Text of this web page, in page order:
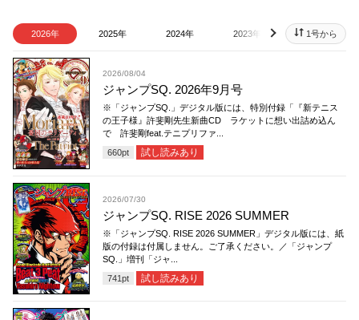
2026年 2025年 2024年 2023年 2022年
next 1号から
2026/08/04
ジャンプSQ. 2026年9月号
※「ジャンプSQ.」デジタル版には、特別付録「『新テニス
の王子様』許斐剛先生新曲CD ラケットに想い出詰め込ん
で 許斐剛feat.テニプリファ...
660pt 試し読みあり
2026/07/30
ジャンプSQ. RISE 2026 SUMMER
※「ジャンプSQ. RISE 2026 SUMMER」デジタル版には、紙
版の付録は付属しません。ご了承ください。／「ジャンプ
SQ.」増刊「ジャ...
741pt 試し読みあり